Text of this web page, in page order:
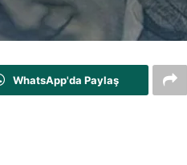
WhatsApp'da Paylaş